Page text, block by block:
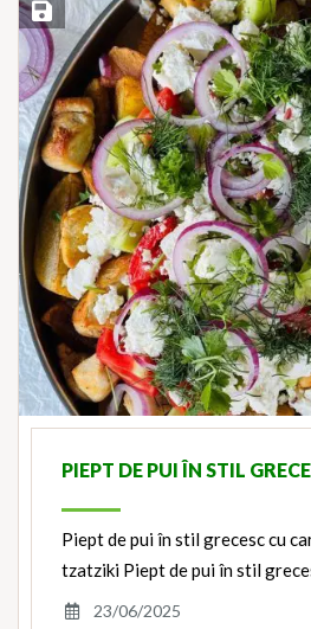
Save Recipe
PIEPT DE PUI ÎN STIL
Piept de pui în stil grecesc cu
tzatziki Piept de pui în stil
23/06/2025